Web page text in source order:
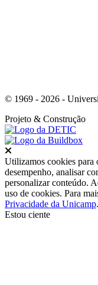
© 1969 - 2026 -
Projeto & Construção
Utilizamos cookies para
desempenho, analisar
personalizar conteúdo.
uso de cookies. Para
Privacidade da Unicamp.
Estou ciente